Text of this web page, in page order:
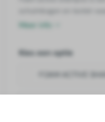
voertuigoppervlak en zorgt
Meer info
Kies een optie